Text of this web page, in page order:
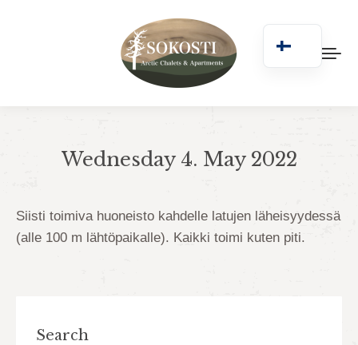
Wednesday 4. May 2022
Siisti toimiva huoneisto kahdelle latujen läheisyydessä
(alle 100 m lähtöpaikalle). Kaikki toimi kuten piti.
Search